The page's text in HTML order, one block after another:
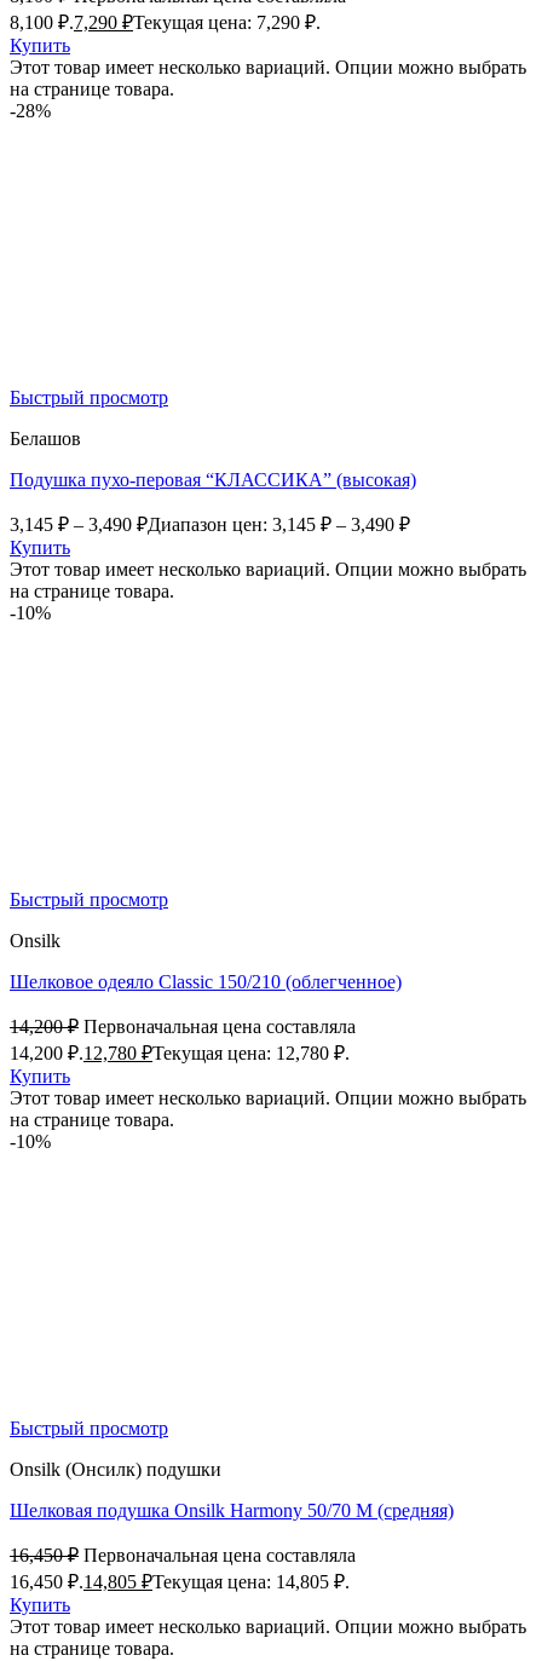
8,100 ₽.7,290 ₽Текущая цена: 7,290 ₽.
Купить
Этот товар имеет несколько вариаций. Опции можно выбрать
на странице товара.
-28%
Быстрый просмотр
Белашов
Подушка пухо-перовая “КЛАССИКА” (высокая)
3,145 ₽ – 3,490 ₽Диапазон цен: 3,145 ₽ – 3,490 ₽
Купить
Этот товар имеет несколько вариаций. Опции можно выбрать
на странице товара.
-10%
Быстрый просмотр
Onsilk
Шелковое одеяло Classic 150/210 (облегченное)
14,200₽ Первоначальная цена составляла
14,200 ₽.12,780 ₽Текущая цена: 12,780 ₽.
Купить
Этот товар имеет несколько вариаций. Опции можно выбрать
на странице товара.
-10%
Быстрый просмотр
Onsilk (Онсилк) подушки
Шелковая подушка Onsilk Harmony 50/70 M (средняя)
16,450₽ Первоначальная цена составляла
16,450 ₽.14,805 ₽Текущая цена: 14,805 ₽.
Купить
Этот товар имеет несколько вариаций. Опции можно выбрать
на странице товара.